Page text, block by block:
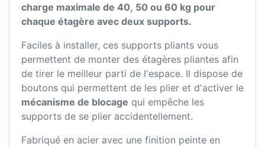
charge maximale de 40, 50 ou 60 kg pour
chaque étagère avec deux supports.
Faciles à installer, ces supports pliants vous
permettent de monter des étagères pliantes afin
de tirer le meilleur parti de l'espace. Il dispose de
boutons qui permettent de les plier et d'activer le
mécanisme de blocage qui empêche les
supports de se plier accidentellement.
Fabriqué en acier avec une finition peinte en